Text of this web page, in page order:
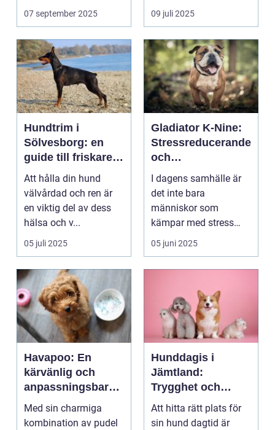
07 september 2025 09 juli 2025
Hundtrim i
Sölvesborg: en
guide till friskare
och gladare
hundar
Att hålla din hund
välvårdad och ren är
en viktig del av dess
hälsa och v...
05 juli 2025
Gladiator K-Nine:
Stressreducerande
och
ångestdämpande
hundhalsband
I dagens samhälle är
det inte bara
människor som
kämpar med stress
och ång...
05 juni 2025
Havapoo: En
kärvänlig och
anpassningsbar
familjemedlem
Med sin charmiga
kombination av pudel
Hunddagis i
Jämtland:
Trygghet och
glädje för din
fyrfota vän
Att hitta rätt plats för
sin hund dagtid är